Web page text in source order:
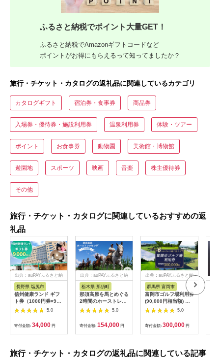
ふるさと納税でポイント大量GET！
ふるさと納税でAmazonギフトコードなど
ポイントがお得にもらえるって知ってましたか？
旅行・チケット・カタログの返礼品に関連しているカテゴリ
カタログギフト 宿泊券・食事券 商品券
入場券・優待券・施設利用券 温泉利用券 体験・ツアー
ポイント お食事券 動物園 美術館・博物館
遊園地 スポーツ 映画 音楽 株主優待券
その他
旅行・チケット・カタログに関連しているおすすめの返
礼品
出典：auPAYふるさと納
長野県 塩尻市
信州健康ランド ギフ
ト券（1000円券×9
枚） | 信州健康ランド
サウナ 大浴場 ボディ
ケア リラクゼーショ
ン 施設 宿泊 家族連れ
長野県 塩尻市
5.0
寄付金額: 34,000 円
出典：auPAYふるさと納
栃木県 那須町
那須高原を馬とめぐる
2時間のホーストレッ
キング 外乗ペア利用
券【平日限定】チケッ
ト 利用券 ペア 体験
乗馬 初心者歓迎〔P-
100〕
5.0
寄付金額: 154,000 円
出典：auPAYふるさと納
群馬県 富岡市
富岡市ゴルフ場利用券
(90,000円相当額) ゴ
ルフ チケット 平日 土
日 祝日 プレー券 関東
群馬県 首都圏 F20E-
350
5.0
寄付金額: 300,000 円
旅行・チケット・カタログの返礼品に関連している記事